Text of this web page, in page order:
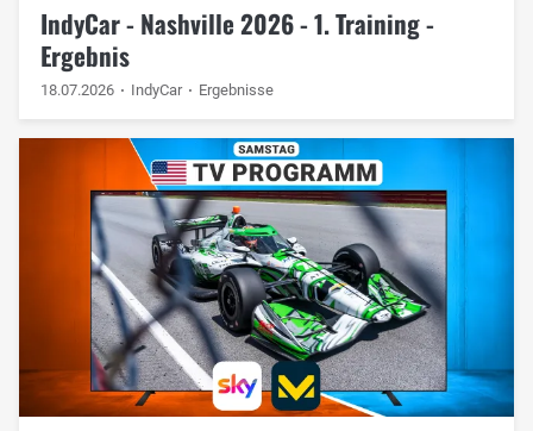
IndyCar - Nashville 2026 - 1. Training -
Ergebnis
18.07.2026 IndyCar Ergebnisse